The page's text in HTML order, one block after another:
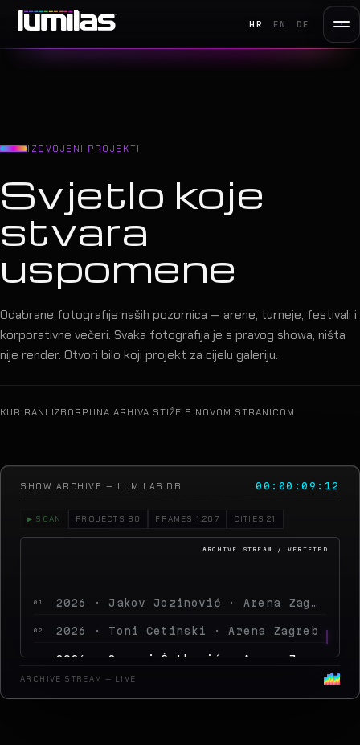
HR EN DE
IZDVOJENI PROJEKTI
Svjetlo koje
stvara
uspomene
Odabrane fotografije naših pozornica — arene, turneje, festivali i
korporativne večeri. Svaka fotografija je s pravog showa; ništa
nije render. Otvori bilo koji projekt za cijelu galeriju.
KURIRANI IZBORPUNA ARHIVA STIŽE S NOVOM STRANICOM
SHOW ARCHIVE — LUMILAS.DB 00:00:12:14
▶ SCAN PROJECTS 80 FRAMES 1.207 CITIES 21
02 2026 · Toni Cetinski · Arena Zagreb
03 2026 · Sergej Ćetković · Arena Zagreb
2026 · Peđa Jovanović · Arena Zagreb
ARCHIVE STREAM — LIVE